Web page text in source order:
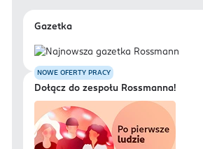
Gazetka
NOWE OFERTY PRACY
Dołącz do zespołu Rossmanna!